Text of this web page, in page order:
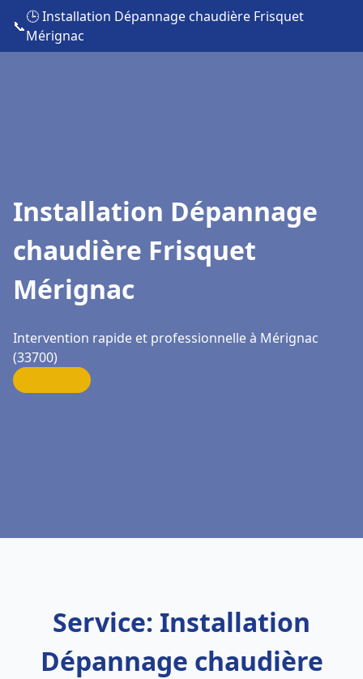
📞
🕒 Installation Dépannage chaudière Frisquet
Mérignac
Installation Dépannage
chaudière Frisquet
Mérignac
Intervention rapide et professionnelle à Mérignac
(33700)
Service: Installation
Dépannage chaudière